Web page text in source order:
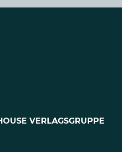
VERLAGSGRUPPE